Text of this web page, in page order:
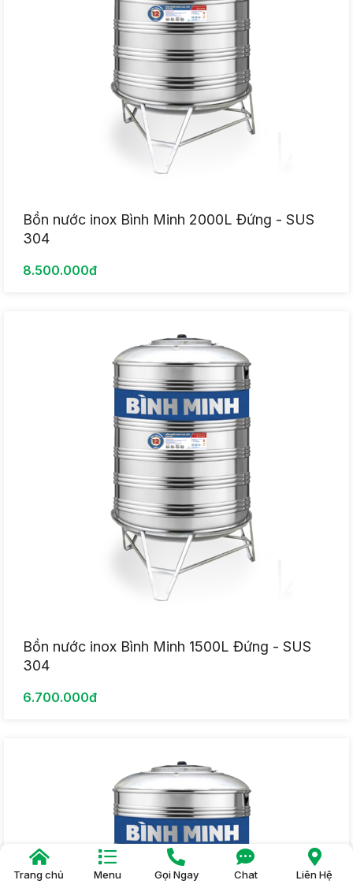
Bồn nước inox Bình Minh 2000L Đứng - SUS
304
8.500.000đ
Bồn nước inox Bình Minh 1500L Đứng - SUS
304
6.700.000đ
Trang chủ Menu Gọi Ngay Chat Liên Hệ